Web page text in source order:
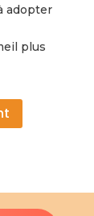
adopter
plus